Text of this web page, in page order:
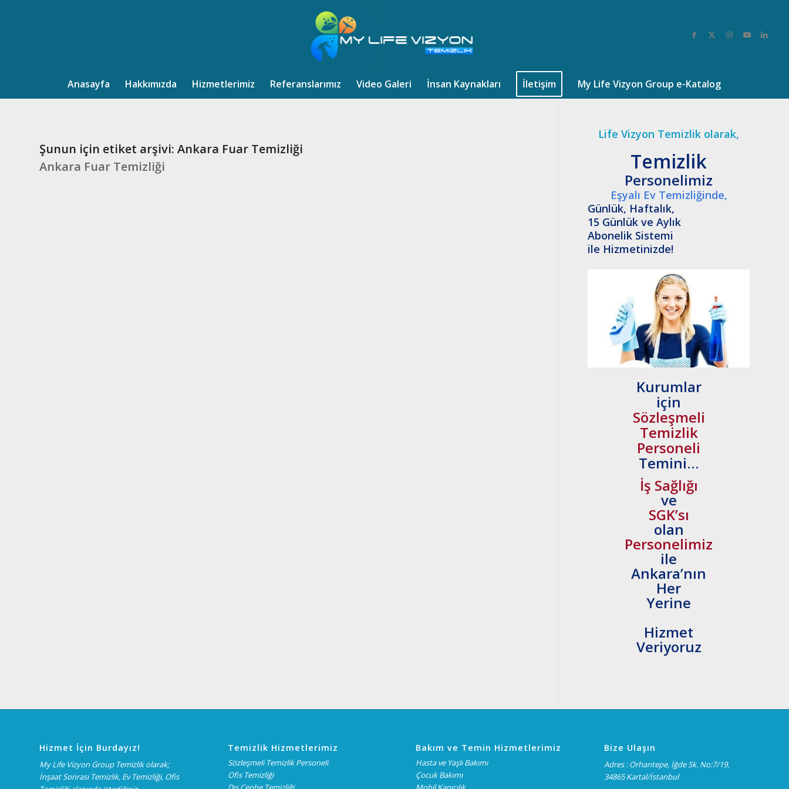
Anasayfa Hakkımızda Hizmetlerimiz Referanslarımız Video Galeri İnsan Kaynakları İletişim My Life Vizyon Group e-Katalog
Şunun için etiket arşivi: Ankara Fuar Temizliği
Ankara Fuar Temizliği
Life Vizyon Temizlik olarak,
Temizlik
Personelimiz
Eşyalı Ev Temizliğinde,
Günlük, Haftalık,
15 Günlük ve Aylık
Abonelik Sistemi
ile Hizmetinizde!
Kurumlar
için
Sözleşmeli
Temizlik
Personeli
Temini…
İş Sağlığı
ve
SGK’sı
olan
Personelimiz
ile
Ankara’nın
Her
Yerine
Hizmet
Veriyoruz
Hizmet İçin Burdayız!
My Life Vizyon Group Temizlik olarak;
İnşaat Sonrası Temizlik, Ev Temizliği, Ofis
Temizlik Hizmetlerimiz
Sözleşmeli Temizlik Personeli
Ofis Temizliği
Bakım ve Temin Hizmetlerimiz
Hasta ve Yaşlı Bakımı
Çocuk Bakımı
Bize Ulaşın
Adres : Orhantepe, İğde Sk. No:7/19,
34865 Kartal/İstanbul